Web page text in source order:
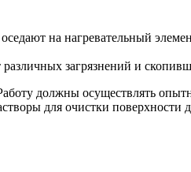
на нагревательный
загрязнений и
должны осуществлять
для очистки поверхности